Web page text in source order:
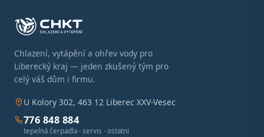
Chlazení, vytápění a ohřev vody pro
Liberecký kraj — jeden zkušený tým pro
celý váš dům i firmu.
U Kolory 302, 463 12 Liberec XXV-Vesec
776 848 884
tepelná čerpadla · servis · ostatní